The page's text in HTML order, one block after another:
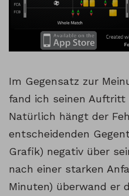
Im Gegensatz zur
fand ich seinen
Natürlich hängt der
entscheidenden
Grafik) negativ über
nach einer starken
Minuten) überwand er